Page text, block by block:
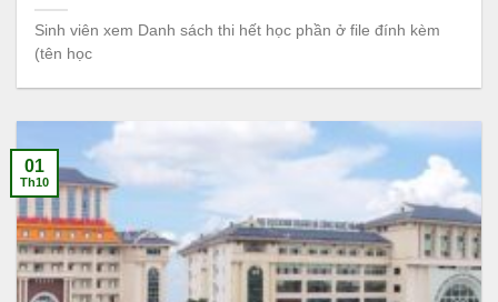
Sinh viên xem Danh sách thi hết học phần ở file đính kèm
(tên học
01
Th10